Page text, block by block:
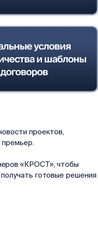
проектов,
премьер.
«КРОСТ», чтобы
готовые решения